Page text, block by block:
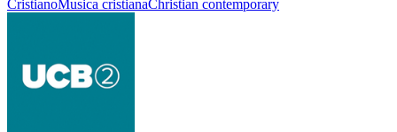
CristianoMusica cristianaChristian contemporary